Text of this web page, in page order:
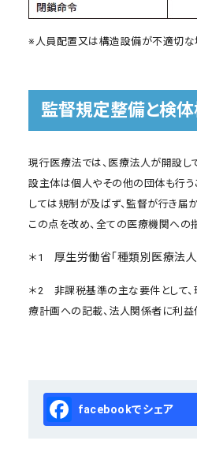
※人員配置又は構造設備が不適切な
監督規定整備と検
現行医療法では、医療法人が開設し
設主体は個人やその他の団体も行
しては規制が及ばず、監督が行き届
この点を改め、全ての医療機関への
＊1 厚生労働省「種類別医療法
＊2 非課税基準の主な要件として、
療計画への記載、法人関係者に利益
Facebook